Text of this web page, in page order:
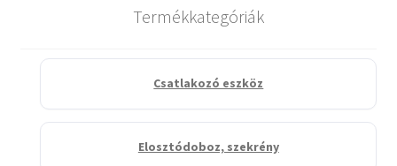
Termékkategóriák
Csatlakozó eszköz
Elosztódoboz, szekrény